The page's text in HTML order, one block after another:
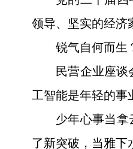
领导、坚实的经济
锐气自何而生
民营企业座
工智能是年轻的事
少年心事当拿
了新突破，当雅下